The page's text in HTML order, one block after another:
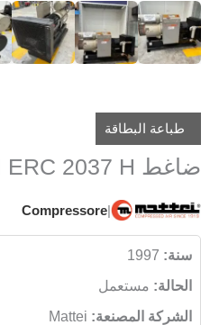
طباعة البطاقة
ضاغط MATTEI ERC 2037 H
|
Compressore
سنة:
الحالة: مستعمل
الشركة المصنعة: